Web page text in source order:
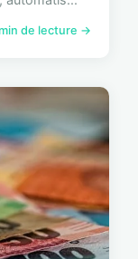
de lecture →